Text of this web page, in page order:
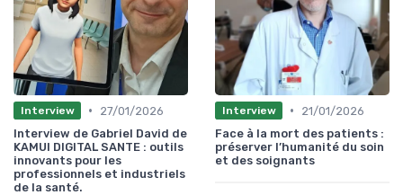
Interview •
27/01/2026
Interview de Gabriel David de
KAMUI DIGITAL SANTE : outils
innovants pour les
professionnels et industriels
de la santé.
Interview •
21/01/2026
Face à la mort des patients :
préserver l’humanité du soin
et des soignants